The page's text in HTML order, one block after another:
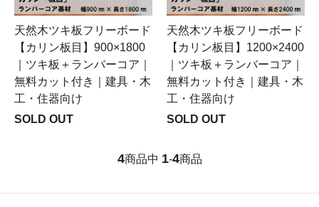
天然木ツキ板フリーボード
【カリン板目】900×1800
｜ツキ板＋ランバーコア｜
無料カット付き｜建具・木
工・住器向け
SOLD OUT
天然木ツキ板フリーボード
【カリン板目】1200×2400
｜ツキ板＋ランバーコア｜
無料カット付き｜建具・木
工・住器向け
SOLD OUT
4商品中 1-4商品